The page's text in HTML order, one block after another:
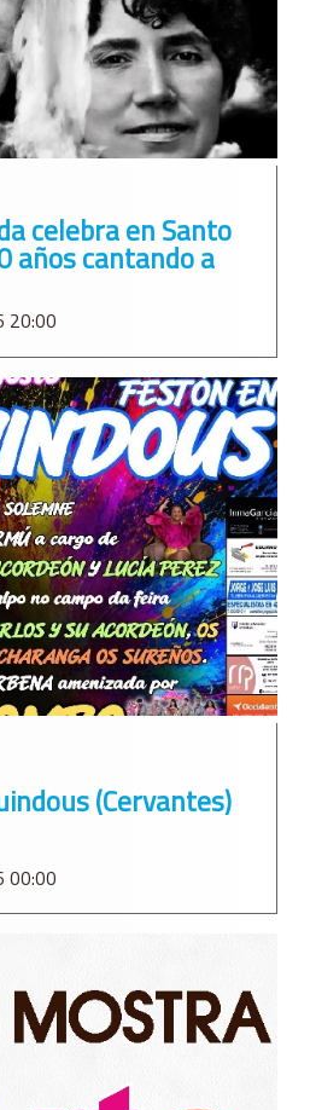
celebra en Santo
años cantando a
20:00
(Cervantes)
00:00